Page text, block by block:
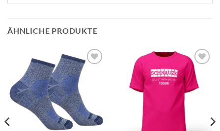
ÄHNLICHE PRODUKTE
Zur
Wunschliste
hinzufügen
Zur
Wunschliste
hinzufügen